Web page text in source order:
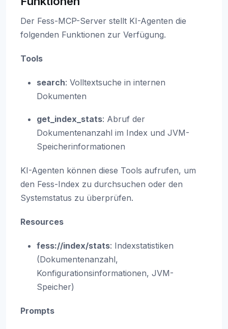
Der Fess-MCP-Server stellt KI-Agenten die
folgenden Funktionen zur Verfügung.
Tools
search: Volltextsuche in internen
Dokumenten
get_index_stats: Abruf der
Dokumentenanzahl im Index und JVM-
Speicherinformationen
KI-Agenten können diese Tools aufrufen, um
den Fess-Index zu durchsuchen oder den
Systemstatus zu überprüfen.
Resources
fess://index/stats: Indexstatistiken
(Dokumentenanzahl,
Konfigurationsinformationen, JVM-
Speicher)
Prompts